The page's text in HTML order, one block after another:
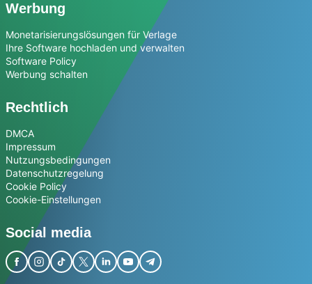
Werbung
Monetarisierungslösungen für Verlage
Ihre Software hochladen und verwalten
Software Policy
Werbung schalten
Rechtlich
DMCA
Impressum
Nutzungsbedingungen
Datenschutzregelung
Cookie Policy
Cookie-Einstellungen
Social media